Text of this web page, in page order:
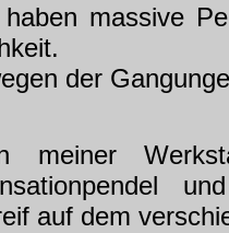
massive
der
meiner
auf dem